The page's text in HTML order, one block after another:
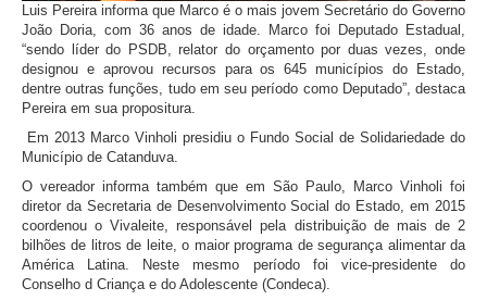
Luis Pereira informa que Marco é o mais jovem Secretário do Governo
João Doria, com 36 anos de idade. Marco foi Deputado Estadual,
“sendo líder do PSDB, relator do orçamento por duas vezes, onde
designou e aprovou recursos para os 645 municípios do Estado,
dentre outras funções, tudo em seu período como Deputado”, destaca
Pereira em sua propositura.
Em 2013 Marco Vinholi presidiu o Fundo Social de Solidariedade do
Município de Catanduva.
O vereador informa também que em São Paulo, Marco Vinholi foi
diretor da Secretaria de Desenvolvimento Social do Estado, em 2015
coordenou o Vivaleite, responsável pela distribuição de mais de 2
bilhões de litros de leite, o maior programa de segurança alimentar da
América Latina. Neste mesmo período foi vice-presidente do
Conselho d Criança e do Adolescente (Condeca).